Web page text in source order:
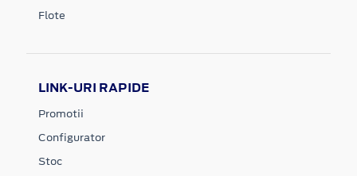
Flote
LINK-URI RAPIDE
Promotii
Configurator
Stoc